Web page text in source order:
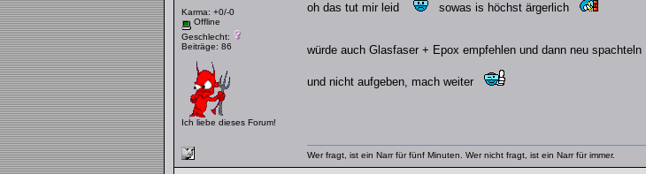
Karma: +0/-0
Offline
Geschlecht:
Beiträge: 86
Ich liebe dieses Forum!
oh das tut mir leid sowas is höchst ärgerlich
würde auch Glasfaser + Epox empfehlen und dann neu
und nicht aufgeben, mach weiter
Wer fragt, ist ein Narr für fünf Minuten. Wer nicht fragt, ist ein Narr für immer.